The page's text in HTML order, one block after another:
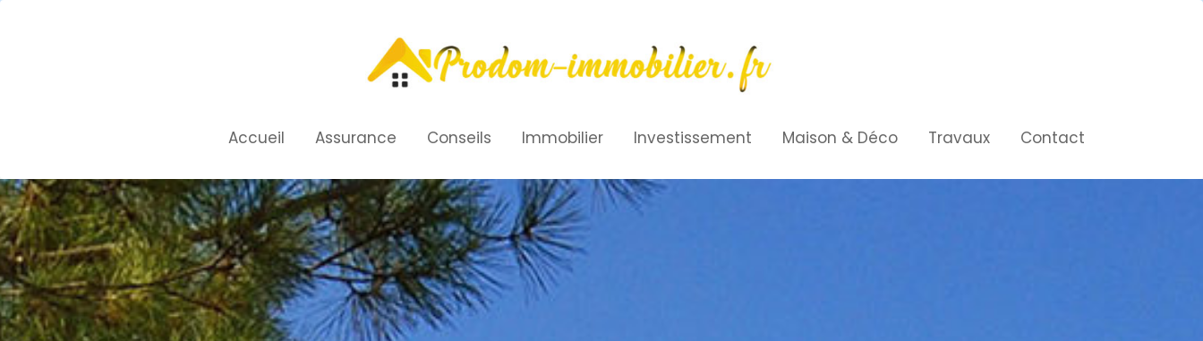
Accueil Assurance Conseils Immobilier Investissement Maison & Déco Travaux Contact